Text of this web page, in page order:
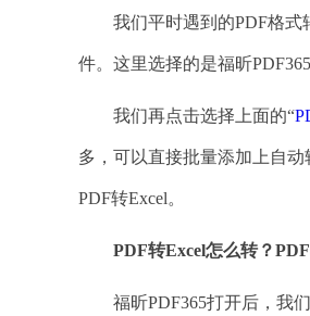
我们平时遇到的PDF格式转
件。这里选择的是福昕
我们再点击选择上面的“
多，可以直接批量添加上自
PDF转Excel。
PDF转Excel怎么转？
福昕PDF365打开后，我们